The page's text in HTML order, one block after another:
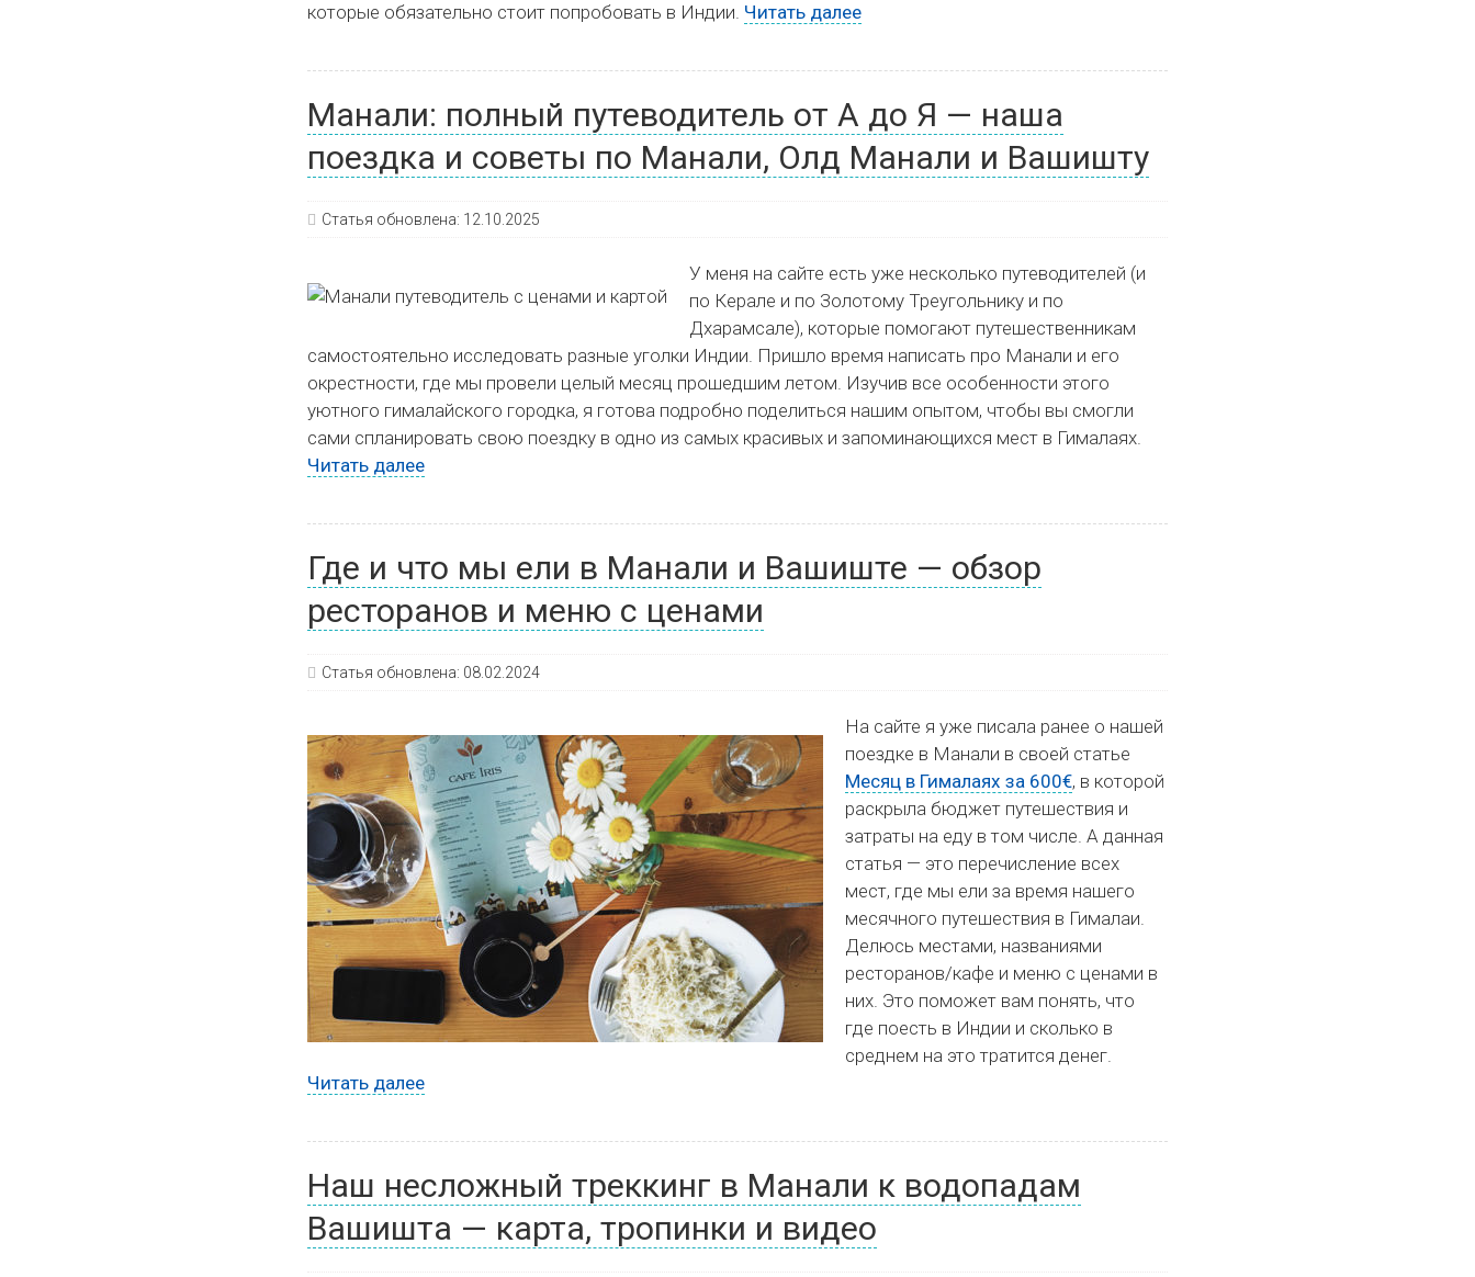
которые обязательно стоит попробовать в Индии. Читать далее
Манали: полный путеводитель от А до Я — наша
поездка и советы по Манали, Олд Манали и Вашишту
Статья обновлена: 12.10.2025
У меня на сайте есть уже несколько путеводителей (и
по Керале и по Золотому Треугольнику и по
Дхарамсале), которые помогают путешественникам
самостоятельно исследовать разные уголки Индии. Пришло время написать про Манали и его
окрестности, где мы провели целый месяц прошедшим летом. Изучив все особенности этого
уютного гималайского городка, я готова подробно поделиться нашим опытом, чтобы вы смогли
сами спланировать свою поездку в одно из самых красивых и запоминающихся мест в Гималаях.
Читать далее
Где и что мы ели в Манали и Вашиште — обзор
ресторанов и меню с ценами
Статья обновлена: 08.02.2024
На сайте я уже писала ранее о нашей
поездке в Манали в своей статье
Месяц в Гималаях за 600€, в которой
раскрыла бюджет путешествия и
затраты на еду в том числе. А данная
статья — это перечисление всех
мест, где мы ели за время нашего
месячного путешествия в Гималаи.
Делюсь местами, названиями
ресторанов/кафе и меню с ценами в
них. Это поможет вам понять, что
где поесть в Индии и сколько в
среднем на это тратится денег.
Читать далее
Наш несложный треккинг в Манали к водопадам
Вашишта — карта, тропинки и видео